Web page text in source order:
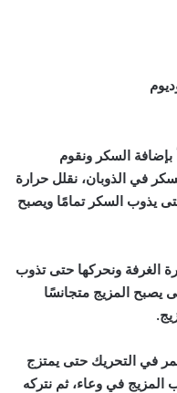
بإضافة السكر ونقوم
في الذوبان، نقلل حرارة
يذوب السكر تمامًا ويصبح
الغرفة ونحركها حتى تذوب
يصبح المزيج متجانسًا
في التحريك حتى يمتزج
في وعاء، ثم نتركه